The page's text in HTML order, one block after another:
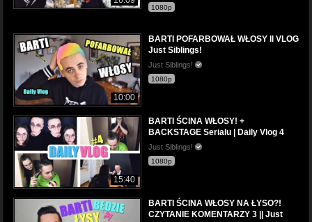
1080p
10:00
BARTI POFARBOWAŁ WŁOSY ll VLOG
Just Siblings!
Just Siblings!
1080p
15:40
BARTI ŚCINA WŁOSY! +
BACKSTAGE Serialu | Daily Vlog 4
Just Siblings!
1080p
BARTI ŚCINA WŁOSY NA ŁYSO?!
CZYTANIE KOMENTARZY 3 || Just